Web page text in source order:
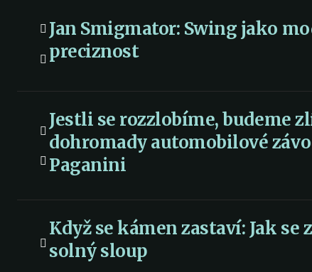
Jan Smigmator: Swing jako
preciznost
Jestli se rozzlobíme, budeme
dohromady automobilové
Paganini
Když se kámen zastaví: Jak se
solný sloup